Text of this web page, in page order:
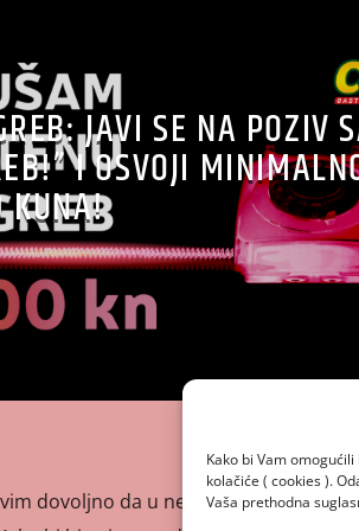
Kako bi Vam
kolačiće ( cookies ).
Vaša prethodna
JAVI SE NA POZIV
I OSVOJI
dovoljno da u nekoliko sekundi imaš